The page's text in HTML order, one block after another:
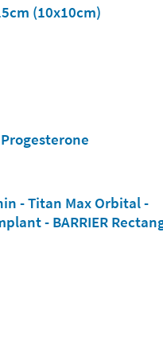
(10x10cm)
- Titan Max Orbital -
- BARRIER